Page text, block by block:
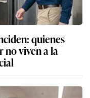
quienes
no viven a la